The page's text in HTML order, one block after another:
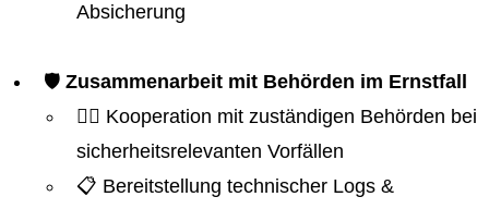
Absicherung
🛡️ Zusammenarbeit mit Behörden im Ernstfall
👮‍♂️ Kooperation mit zuständigen Behörden bei
sicherheitsrelevanten Vorfällen
📋 Bereitstellung technischer Logs &